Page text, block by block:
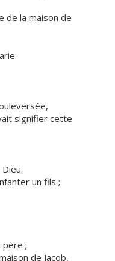
de la maison de
signifier cette
un fils ;
père ;
de Jacob,